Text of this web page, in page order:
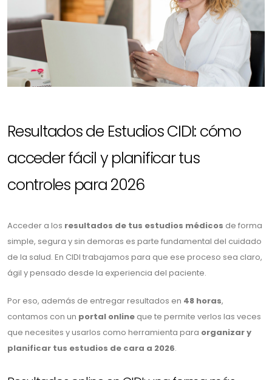
Resultados de Estudios CIDI: cómo
acceder fácil y planificar tus
controles para 2026
Acceder a los resultados de tus estudios médicos de forma
simple, segura y sin demoras es parte fundamental del cuidado
de la salud. En CIDI trabajamos para que ese proceso sea claro,
ágil y pensado desde la experiencia del paciente.
Por eso, además de entregar resultados en 48 horas,
contamos con un portal online que te permite verlos las veces
que necesites y usarlos como herramienta para organizar y
planificar tus estudios de cara a 2026.